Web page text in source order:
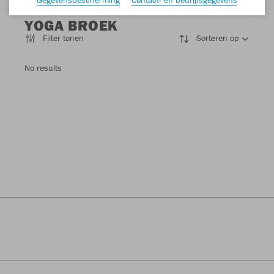
YOGA BROEK
Filter tonen Sorteren op
No results